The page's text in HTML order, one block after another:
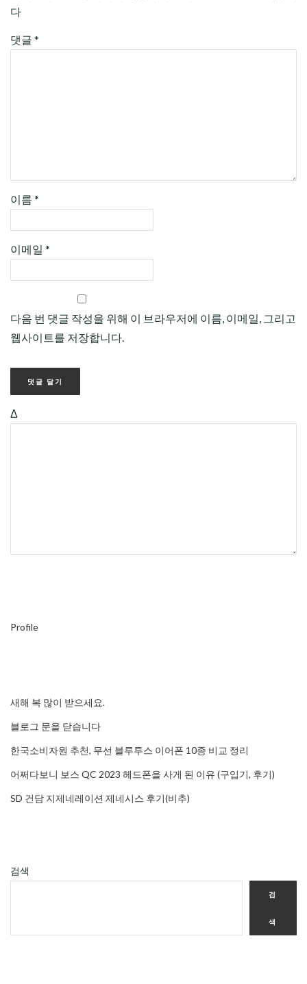
다
댓글 *
이름 *
이메일 *
다음 번 댓글 작성을 위해 이 브라우저에 이름, 이메일, 그리고
웹사이트를 저장합니다.
Δ
Profile
새해 복 많이 받으세요.
블로그 문을 닫습니다
한국소비자원 추천, 무선 블루투스 이어폰 10종 비교 정리
어쩌다보니 보스 QC 2023 헤드폰을 사게 된 이유 (구입기, 후기)
SD 건담 지제네레이션 제네시스 후기(비추)
검색
검
색